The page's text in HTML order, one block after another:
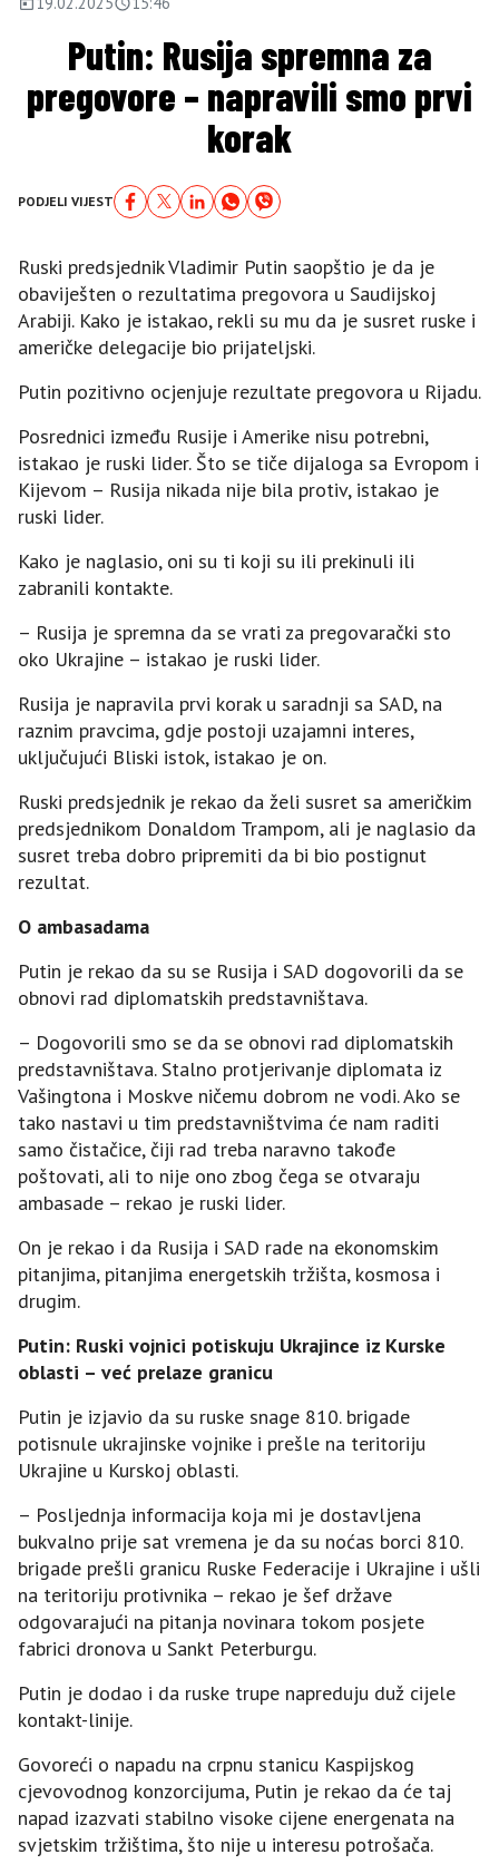
Putin: Rusija spremna za
pregovore – napravili smo prvi
korak
PODJELI VIJEST
Ruski predsjednik Vladimir Putin saopštio je da je
obaviješten o rezultatima pregovora u Saudijskoj
Arabiji. Kako je istakao, rekli su mu da je susret ruske i
američke delegacije bio prijateljski.
Putin pozitivno ocjenjuje rezultate pregovora u Rijadu.
Posrednici između Rusije i Amerike nisu potrebni,
istakao je ruski lider. Što se tiče dijaloga sa Evropom i
Kijevom – Rusija nikada nije bila protiv, istakao je
ruski lider.
Kako je naglasio, oni su ti koji su ili prekinuli ili
zabranili kontakte.
– Rusija je spremna da se vrati za pregovarački sto
oko Ukrajine – istakao je ruski lider.
Rusija je napravila prvi korak u saradnji sa SAD, na
raznim pravcima, gdje postoji uzajamni interes,
uključujući Bliski istok, istakao je on.
Ruski predsjednik je rekao da želi susret sa američkim
predsjednikom Donaldom Trampom, ali je naglasio da
susret treba dobro pripremiti da bi bio postignut
rezultat.
O ambasadama
Putin je rekao da su se Rusija i SAD dogovorili da se
obnovi rad diplomatskih predstavništava.
– Dogovorili smo se da se obnovi rad diplomatskih
predstavništava. Stalno protjerivanje diplomata iz
Vašingtona i Moskve ničemu dobrom ne vodi. Ako se
tako nastavi u tim predstavništvima će nam raditi
samo čistačice, čiji rad treba naravno takođe
poštovati, ali to nije ono zbog čega se otvaraju
ambasade – rekao je ruski lider.
On je rekao i da Rusija i SAD rade na ekonomskim
pitanjima, pitanjima energetskih tržišta, kosmosa i
drugim.
Putin: Ruski vojnici potiskuju Ukrajince iz Kurske
oblasti – već prelaze granicu
Putin je izjavio da su ruske snage 810. brigade
potisnule ukrajinske vojnike i prešle na teritoriju
Ukrajine u Kurskoj oblasti.
– Posljednja informacija koja mi je dostavljena
bukvalno prije sat vremena je da su noćas borci 810.
brigade prešli granicu Ruske Federacije i Ukrajine i ušli
na teritoriju protivnika – rekao je šef države
odgovarajući na pitanja novinara tokom posjete
fabrici dronova u Sankt Peterburgu.
Putin je dodao i da ruske trupe napreduju duž cijele
kontakt-linije.
Govoreći o napadu na crpnu stanicu Kaspijskog
cjevovodnog konzorcijuma, Putin je rekao da će taj
napad izazvati stabilno visoke cijene energenata na
svjetskim tržištima, što nije u interesu potrošača.